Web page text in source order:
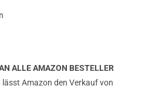
ALLE AMAZON BESTELLER
Amazon den Verkauf von